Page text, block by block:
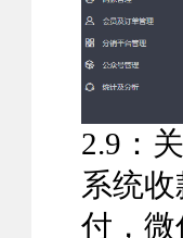
2.9：
系统
付，